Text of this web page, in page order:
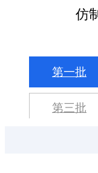
仿
第一批
第三批